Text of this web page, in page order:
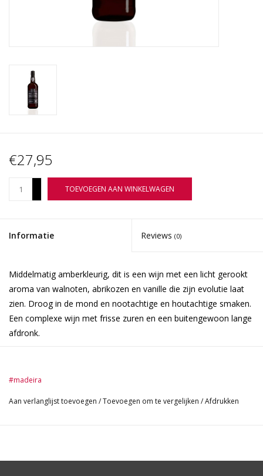
€27,95
TOEVOEGEN AAN WINKELWAGEN
Informatie Reviews (0)
Middelmatig amberkleurig, dit is een wijn met een licht gerookt
aroma van walnoten, abrikozen en vanille die zijn evolutie laat
zien. Droog in de mond en nootachtige en houtachtige smaken.
Een complexe wijn met frisse zuren en een buitengewoon lange
afdronk.
#madeira
Aan verlanglijst toevoegen /Toevoegen om te vergelijken /Afdrukken